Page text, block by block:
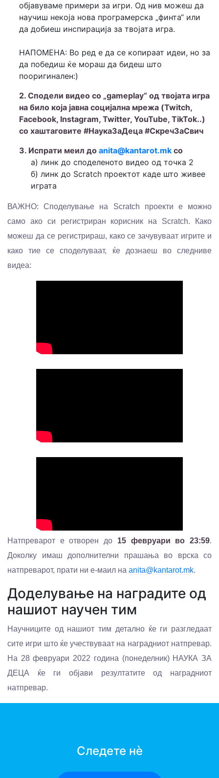
објавуваме примери за игри. Од нив можеш да
научиш некоја нова програмерска „финта“ или
да добиеш инспирација за твојата игра.
НАПОМЕНА: Во ред е да се копираат идеи, но за
да победиш ќе мораш да бидеш што
пооригинален:)
2. Сподели видео со „gameplay“ од твојата игра
на било која јавна социјална мрежа (Twitch,
Facebook, Instagram, Twitter, YouTube, TikTok..)
со хаштаговите #НаукаЗаДеца #СкречЗаСвич
3. Испрати меил до anita@kantarot.mk со
а) линк до споделеното видео од точка 2
б) линк до Scratch проектот каде што живее
играта
ВАЖНО: Споделување на Scratch проекти е можно
само ако си регистриран корисник на Scratch. Како
можеш да се регистрираш, како се зачувуваат игрите и
како тие се споделуваат, ќе дознаеш во следниве
видеа:
Натпреварот е отворен до 15 февруари во 23:59.
Доколку имаш дополнителни прашања во врска со
натпреварот, прати ни е-маил нa anita@kantarot.mk.
Доделување на наградите од
нашиот научен тим
Научниците од нашиот тим детално ќе ги разгледаат
сите игри што ќе учествуваат на наградниот натпревар.
На 28 февруари 2022 година (понеделник) НАУКА ЗА
ДЕЦА ќе ги објави резултатите од наградниот
натпревар.
Следете нè